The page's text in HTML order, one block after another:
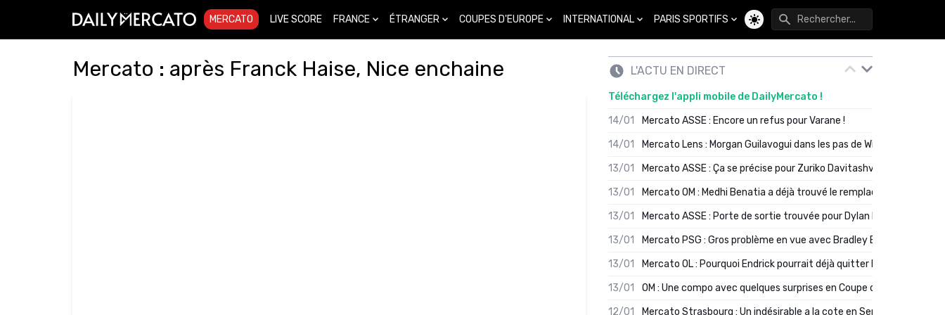
MERCATO LIVE SCORE FRANCE ÉTRANGER COUPES D'EUROPE INTERNATIONAL PARIS SPORTIFS
Changer de thème
Mercato : après Franck Haise, Nice enchaine L'ACTU EN DIRECT
Téléchargez l'appli mobile de DailyMercato !
14/01
Mercato ASSE : Encore un refus pour Varane !
14/01
Mercato Lens : Morgan Guilavogui dans les pas de Will Still ?
13/01
Mercato ASSE : Ça se précise pour Zuriko Davitashvili
13/01
Mercato OM : Medhi Benatia a déjà trouvé le remplaçant de Robinio
13/01
Mercato ASSE : Porte de sortie trouvée pour Dylan Batubinsika
13/01
Mercato PSG : Gros problème en vue avec Bradley Barcola ?
13/01
Mercato OL : Pourquoi Endrick pourrait déjà quitter Lyon en janvier
13/01
OM : Une compo avec quelques surprises en Coupe de France
12/01
Mercato Strasbourg : Un indésirable a la cote en Serie A